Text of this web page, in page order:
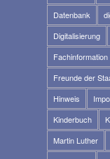
Datenbank
Digitalisierung
Fachinformation
Freunde der
Hinweis
Kinderbuch
Martin Luther